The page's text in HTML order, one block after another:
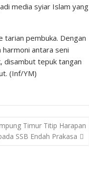
media syiar Islam yang
tarian pembuka. Dengan
harmoni antara seni
disambut tepuk tangan
(Inf/YM)
Timur Titip Harapan
SSB Endah Prakasa